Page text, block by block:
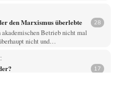
den Marxismus überlebte 28
Betrieb nicht mal
nicht und…
17